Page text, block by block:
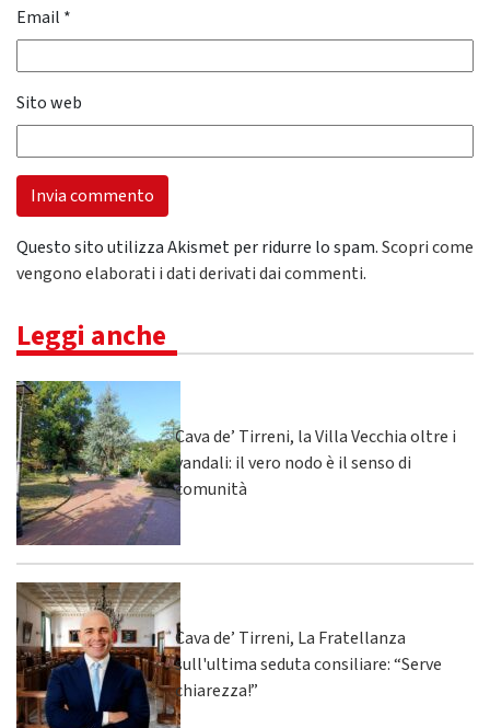
Email *
Sito web
Questo sito utilizza Akismet per ridurre lo spam.Scopri come
vengono elaborati i dati derivati dai commenti.
Leggi anche
Cava de’ Tirreni, la Villa Vecchia oltre i
vandali: il vero nodo è il senso di
comunità
Cava de’ Tirreni, La Fratellanza
sull'ultima seduta consiliare: “Serve
chiarezza!”